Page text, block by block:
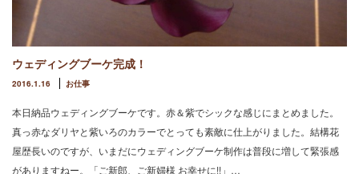
ウェディングブーケ完成！
2016.1.16 お仕事
本日納品ウェディングブーケです。赤＆紫でシックな感じにまとめました。
真っ赤なダリヤと紫いろのカラーでとっても素敵に仕上がりました。結構花
屋歴長いのですが、いまだにウェディングブーケ制作は普段に増して緊張感
がありますねー。「ご新郎、ご新婦様 お幸せに!!」…